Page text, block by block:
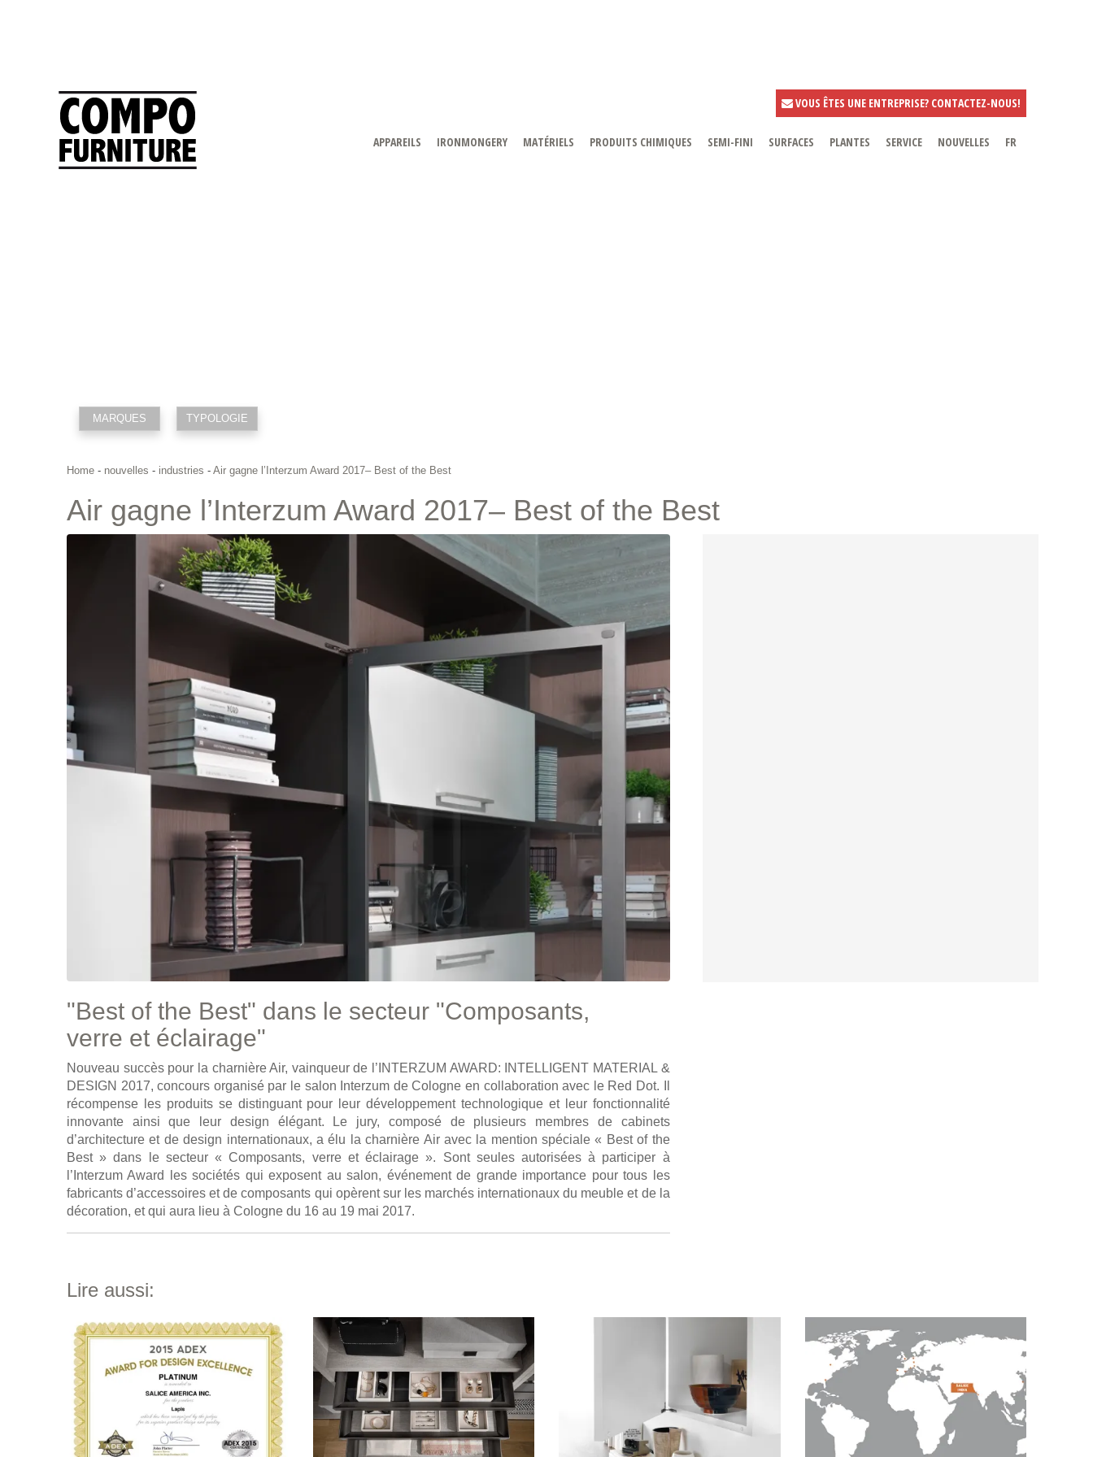
VOUS ÊTES UNE ENTREPRISE? CONTACTEZ-NOUS!
APPAREILS IRONMONGERY MATÉRIELS PRODUITS CHIMIQUES SEMI-FINI SURFACES PLANTES SERVICE NOUVELLES FR
MARQUES TYPOLOGIE
Home - nouvelles - industries - Air gagne l’Interzum Award 2017– Best of the Best
Air gagne l’Interzum Award 2017– Best of the Best
"Best of the Best" dans le secteur "Composants,
verre et éclairage"
Nouveau succès pour la charnière Air, vainqueur de l’INTERZUM AWARD: INTELLIGENT MATERIAL &
DESIGN 2017, concours organisé par le salon Interzum de Cologne en collaboration avec le Red Dot. Il
récompense les produits se distinguant pour leur développement technologique et leur fonctionnalité
innovante ainsi que leur design élégant. Le jury, composé de plusieurs membres de cabinets
d’architecture et de design internationaux, a élu la charnière Air avec la mention spéciale « Best of the
Best » dans le secteur « Composants, verre et éclairage ». Sont seules autorisées à participer à
l’Interzum Award les sociétés qui exposent au salon, événement de grande importance pour tous les
fabricants d’accessoires et de composants qui opèrent sur les marchés internationaux du meuble et de la
décoration, et qui aura lieu à Cologne du 16 au 19 mai 2017.
Lire aussi: